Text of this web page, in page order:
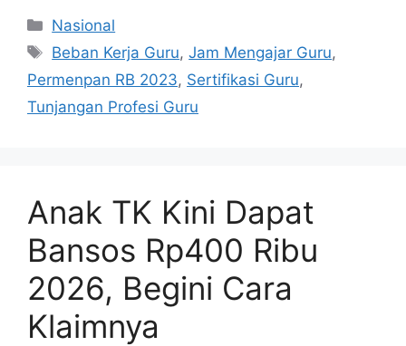
Kategori
Nasional
Tag
Beban Kerja Guru,Jam Mengajar Guru,
Permenpan RB 2023, Sertifikasi Guru,
Tunjangan Profesi Guru
Anak TK Kini Dapat
Bansos Rp400 Ribu
2026, Begini Cara
Klaimnya